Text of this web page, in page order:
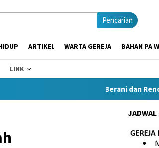
Pencarian
ARTIKEL WARTA GEREJA BAHAN PA
LINK
Berani dan Rendah
JADWAL